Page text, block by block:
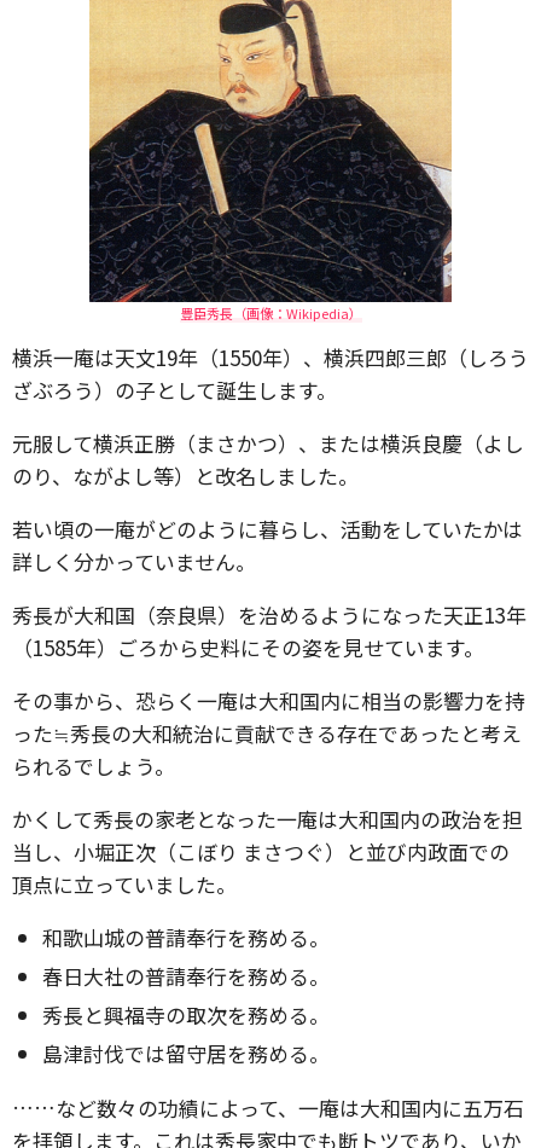
豊臣秀長（画像：Wikipedia）
横浜一庵は天文19年（1550年）、横浜四郎三郎（しろう
ざぶろう）の子として誕生します。
元服して横浜正勝（まさかつ）、または横浜良慶（よし
のり、ながよし等）と改名しました。
若い頃の一庵がどのように暮らし、活動をしていたかは
詳しく分かっていません。
秀長が大和国（奈良県）を治めるようになった天正13年
（1585年）ごろから史料にその姿を見せています。
その事から、恐らく一庵は大和国内に相当の影響力を持
った≒秀長の大和統治に貢献できる存在であったと考え
られるでしょう。
かくして秀長の家老となった一庵は大和国内の政治を担
当し、小堀正次（こぼり まさつぐ）と並び内政面での
頂点に立っていました。
和歌山城の普請奉行を務める。
春日大社の普請奉行を務める。
秀長と興福寺の取次を務める。
島津討伐では留守居を務める。
……など数々の功績によって、一庵は大和国内に五万石
を拝領します。これは秀長家中でも断トツであり、いか